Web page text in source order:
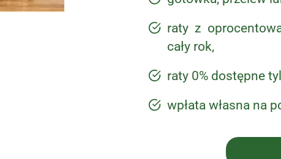
raty z
cały rok,
raty 0% dostępne
wpłata własna na